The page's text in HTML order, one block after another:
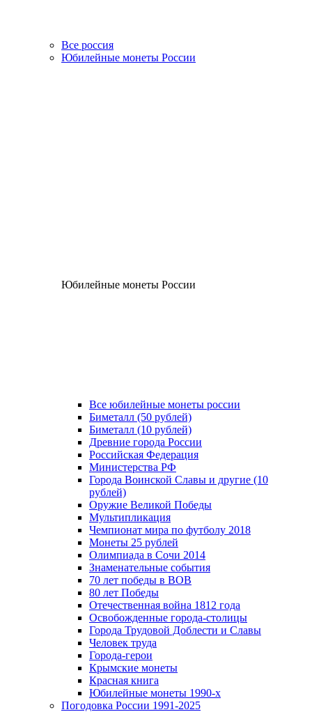
Все россия
Юбилейные монеты России
Юбилейные монеты России
Все юбилейные монеты россии
Биметалл (50 рублей)
Биметалл (10 рублей)
Древние города России
Российская Федерация
Министерства РФ
Города Воинской Славы и другие (10
рублей)
Оружие Великой Победы
Мультипликация
Чемпионат мира по футболу 2018
Монеты 25 рублей
Олимпиада в Сочи 2014
Знаменательные события
70 лет победы в ВОВ
80 лет Победы
Отечественная война 1812 года
Освобожденные города-столицы
Города Трудовой Доблести и Славы
Человек труда
Города-герои
Крымские монеты
Красная книга
Юбилейные монеты 1990-х
Погодовка России 1991-2025